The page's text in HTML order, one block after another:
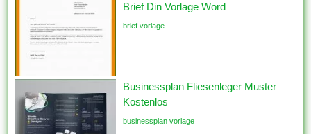
Brief Din Vorlage Word
brief vorlage
Businessplan Fliesenleger Muster
Kostenlos
businessplan vorlage